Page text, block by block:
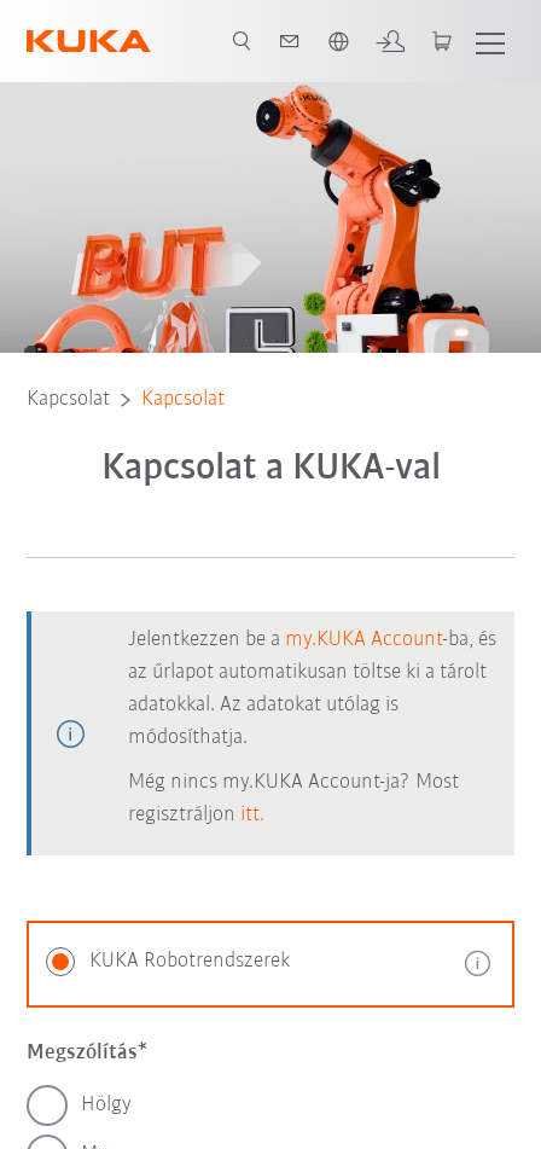
Kapcsolat Kapcsolat
Kapcsolat a KUKA-val
Jelentkezzen be a my.KUKA Account-ba, és
az űrlapot automatikusan töltse ki a tárolt
adatokkal. Az adatokat utólag is
módosíthatja.
Még nincs my.KUKA Account-ja? Most
regisztráljon itt.
KUKA Robotrendszerek
Megszólítás
Hölgy